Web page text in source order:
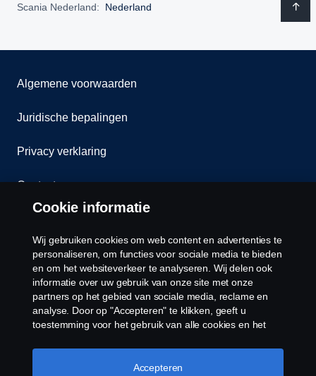
Scania Nederland: Nederland
Algemene voorwaarden
Juridische bepalingen
Privacy verklaring
Contact
Cookiebeleid
Cookies
Cookie informatie
Wij gebruiken cookies om web content en advertenties te
personaliseren, om functies voor sociale media te bieden
en om het websiteverkeer te analyseren. Wij delen ook
informatie over uw gebruik van onze site met onze
partners op het gebied van sociale media, reclame en
analyse. Door op "Accepteren" te klikken, geeft u
toestemming voor het gebruik van alle cookies en het
door op "Cookie Instellingen" te klikken en de
categorieën te selecteren die u wilt accepteren. Voor een
Accepteren